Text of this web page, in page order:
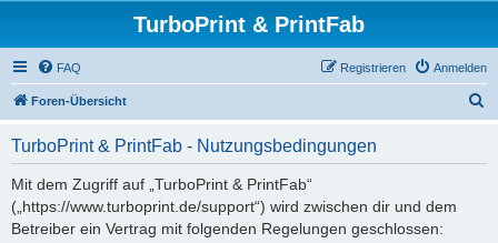
TurboPrint & PrintFab
FAQ Anmelden
Registrieren
Foren-Übersicht
TurboPrint & PrintFab - Nutzungsbedingungen
Mit dem Zugriff auf „TurboPrint & PrintFab“
(„https://www.turboprint.de/support“) wird zwischen dir und dem
Betreiber ein Vertrag mit folgenden Regelungen geschlossen: